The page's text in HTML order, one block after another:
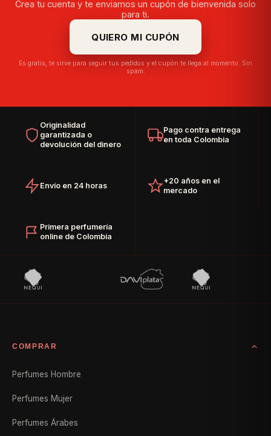
Crea tu cuenta y te enviamos un cupón de bienvenida solo
para ti.
QUIERO MI CUPÓN
Es gratis, te sirve para seguir tus pedidos y el cupón te llega al momento. Sin
spam.
Originalidad
garantizada o
devolución del dinero
Pago contra entrega
en toda Colombia
Envío en 24 horas
+20 años en el
mercado
Primera perfumería
online de Colombia
COMPRAR
Perfumes Hombre
Perfumes Mujer
Perfumes Árabes